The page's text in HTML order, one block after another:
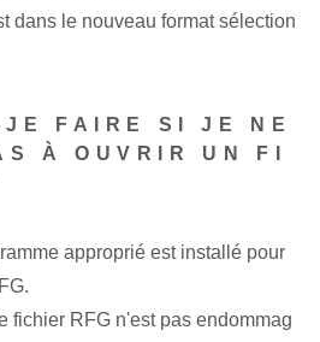
dans le nouveau format sélection
FAIRE SI JE NE
À OUVRIR UN FI
approprié est installé pour
fichier RFG n'est pas endommag